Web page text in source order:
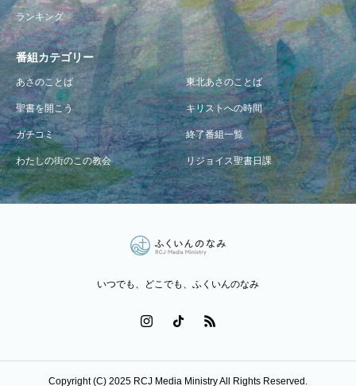
ランキング
番組カテゴリー
あさのことば 東北あさのことば
聖書を開こう キリストへの時間
ガチコミ 終了番組一覧
わたしの街のこの教会 リジョイス聖書日課
いつでも、どこでも、ふくいんのなみ
Copyright (C) 2025 RCJ Media Ministry All Rights Reserved.